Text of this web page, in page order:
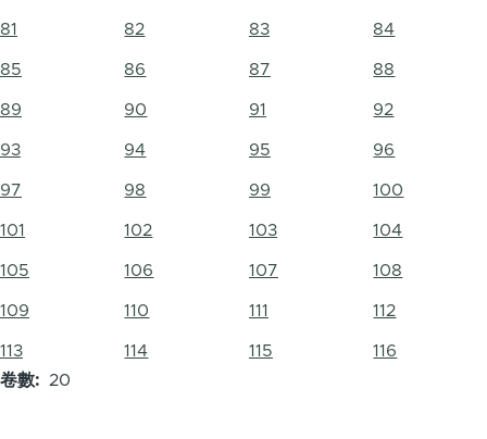
81 82 83 84
85 86 87 88
89 90 91 92
93 94 95 96
97 98 99 100
101 102 103 104
105 106 107 108
109 110 111 112
113 114 115
116
卷數
20